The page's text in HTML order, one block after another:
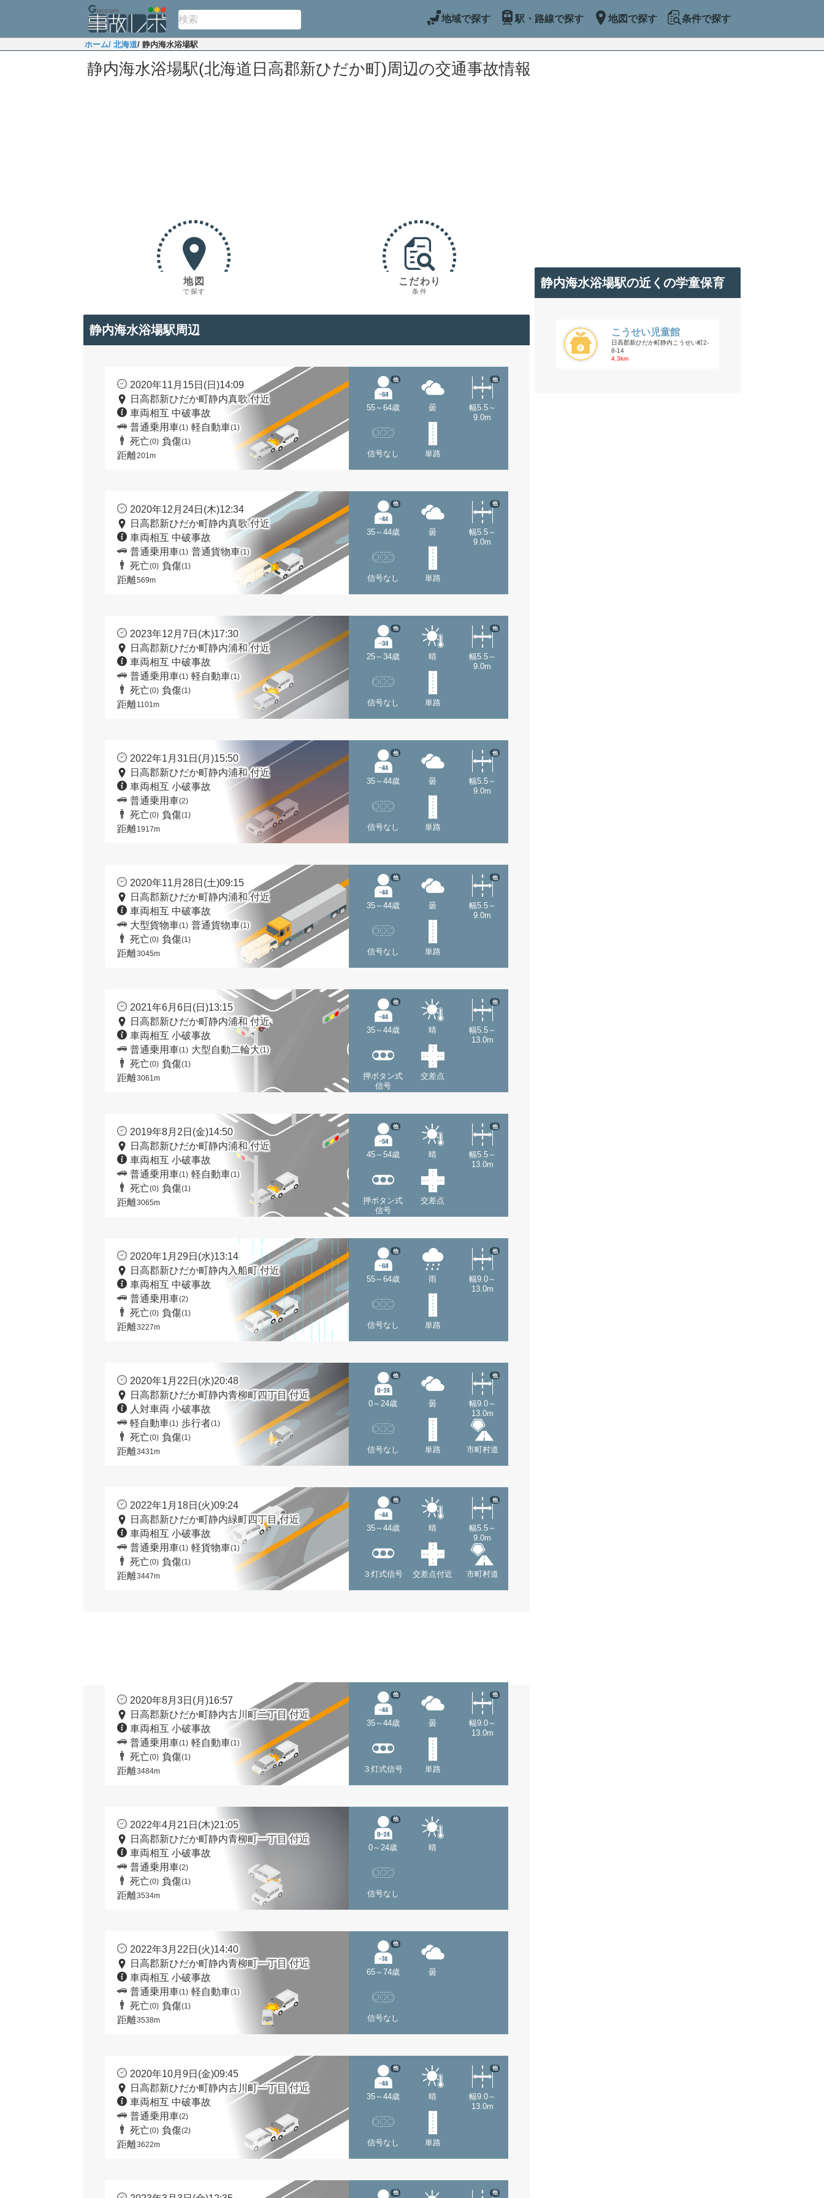
地域で探す 駅・路線で探す 地図で探す 条件で探す
ホーム/ 北海道/ 静内海水浴場駅
静内海水浴場駅(北海道日高郡新ひだか町)周辺の交通事故情報
地図
で探す
こだわり
条件
静内海水浴場駅周辺
2020年11月15日(日)14:09
日高郡新ひだか町静内真歌 付近
車両相互 中破事故
普通乗用車(1) 軽自動車(1)
死亡(0) 負傷(1)
距離201m
55～64歳
他
曇
幅5.5～
9.0m
他
信号なし 単路
2020年12月24日(木)12:34
日高郡新ひだか町静内真歌 付近
車両相互 中破事故
普通乗用車(1) 普通貨物車(1)
死亡(0) 負傷(1)
距離569m
35～44歳
他
曇
幅5.5～
9.0m
他
信号なし 単路
2023年12月7日(木)17:30
日高郡新ひだか町静内浦和 付近
車両相互 中破事故
普通乗用車(1) 軽自動車(1)
死亡(0) 負傷(1)
距離1101m
25～34歳
他
晴
幅5.5～
9.0m
他
信号なし 単路
2022年1月31日(月)15:50
日高郡新ひだか町静内浦和 付近
車両相互 小破事故
普通乗用車(2)
死亡(0) 負傷(1)
距離1917m
35～44歳
他
曇
幅5.5～
9.0m
他
信号なし 単路
2020年11月28日(土)09:15
日高郡新ひだか町静内浦和 付近
車両相互 中破事故
大型貨物車(1) 普通貨物車(1)
死亡(0) 負傷(1)
距離3045m
35～44歳
他
曇
幅5.5～
9.0m
他
信号なし 単路
2021年6月6日(日)13:15
日高郡新ひだか町静内浦和 付近
車両相互 小破事故
普通乗用車(1) 大型自動二輪大(1)
死亡(0) 負傷(1)
距離3061m
35～44歳
他
晴
幅5.5～
13.0m
他
押ボタン式
信号
交差点
2019年8月2日(金)14:50
日高郡新ひだか町静内浦和 付近
車両相互 小破事故
普通乗用車(1) 軽自動車(1)
死亡(0) 負傷(1)
距離3065m
45～54歳
他
晴
幅5.5～
13.0m
他
押ボタン式
信号
交差点
2020年1月29日(水)13:14
日高郡新ひだか町静内入船町 付近
車両相互 中破事故
普通乗用車(2)
死亡(0) 負傷(1)
距離3227m
55～64歳
他
雨
幅9.0～
13.0m
他
信号なし 単路
2020年1月22日(水)20:48
日高郡新ひだか町静内青柳町四丁目 付近
人対車両 小破事故
軽自動車(1) 歩行者(1)
死亡(0) 負傷(1)
距離3431m
0～24歳
他
曇
幅9.0～
13.0m
他
信号なし 単路 市町村道
2022年1月18日(火)09:24
日高郡新ひだか町静内緑町四丁目 付近
車両相互 小破事故
普通乗用車(1) 軽貨物車(1)
死亡(0) 負傷(1)
距離3447m
35～44歳
他
晴
幅5.5～
9.0m
他
３灯式信号 交差点付近 市町村道
2020年8月3日(月)16:57
日高郡新ひだか町静内古川町二丁目 付近
車両相互 小破事故
普通乗用車(1) 軽自動車(1)
死亡(0) 負傷(1)
距離3484m
35～44歳
他
曇
幅9.0～
13.0m
他
３灯式信号 単路
2022年4月21日(木)21:05
日高郡新ひだか町静内青柳町一丁目 付近
車両相互 小破事故
普通乗用車(2)
死亡(0) 負傷(1)
距離3534m
0～24歳
他
晴
信号なし
2022年3月22日(火)14:40
日高郡新ひだか町静内青柳町一丁目 付近
車両相互 小破事故
普通乗用車(1) 軽自動車(1)
死亡(0) 負傷(1)
距離3538m
65～74歳
他
曇
信号なし
2020年10月9日(金)09:45
日高郡新ひだか町静内古川町一丁目 付近
車両相互 中破事故
普通乗用車(2)
死亡(0) 負傷(2)
距離3622m
35～44歳
他
晴
幅9.0～
13.0m
他
信号なし 単路
他 他
静内海水浴場駅の近くの学童保育
こうせい児童館
日高郡新ひだか町静内こうせい町2-
8-14
4.3km